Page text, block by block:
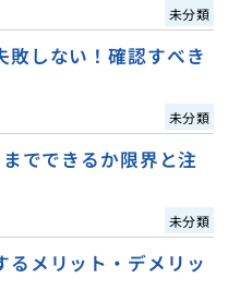
未分類
敗しない！確認すべき
未分類
でできるか限界と注
未分類
るメリット・デメリッ